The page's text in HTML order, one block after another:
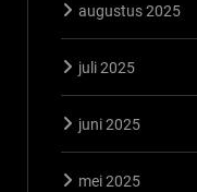
augustus 2025
juli 2025
juni 2025
mei 2025